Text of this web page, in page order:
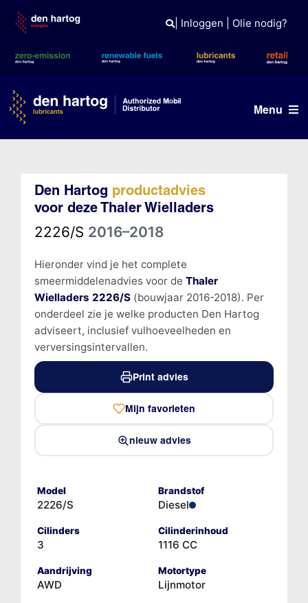
content
| Inloggen Olie nodig?
Menu
Producten
Kennisbank
Den Hartog productadvies
voor deze Thaler Wielladers
2226/S 2016–2018
Hieronder vind je het complete
smeermiddelenadvies voor de Thaler
Wielladers 2226/S(bouwjaar 2016-2018). Per
onderdeel zie je welke producten Den Hartog
adviseert, inclusief vulhoeveelheden en
verversingsintervallen.
Print advies
Mijn favorieten
nieuw advies
Model
2226/S
Brandstof
Diesel
Cilinders
3
Cilinderinhoud
1116 CC
Aandrijving
AWD
Motortype
Lijnmotor